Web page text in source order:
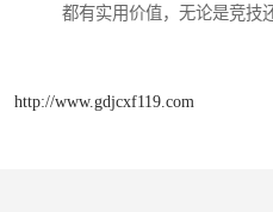
都有实用价值，无论是竞技
http://www.gdjcxf119.com